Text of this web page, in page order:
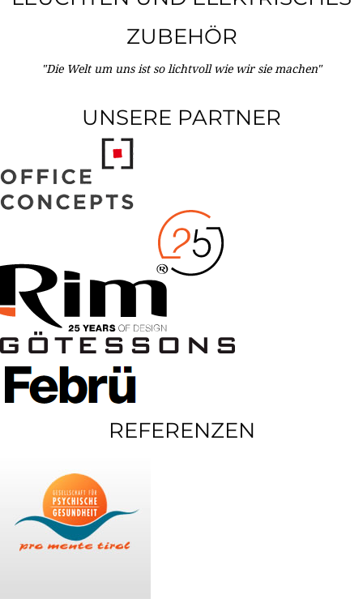
ZUBEHÖR
"Die Welt um uns ist so lichtvoll wie wir sie machen"
UNSERE PARTNER
REFERENZEN